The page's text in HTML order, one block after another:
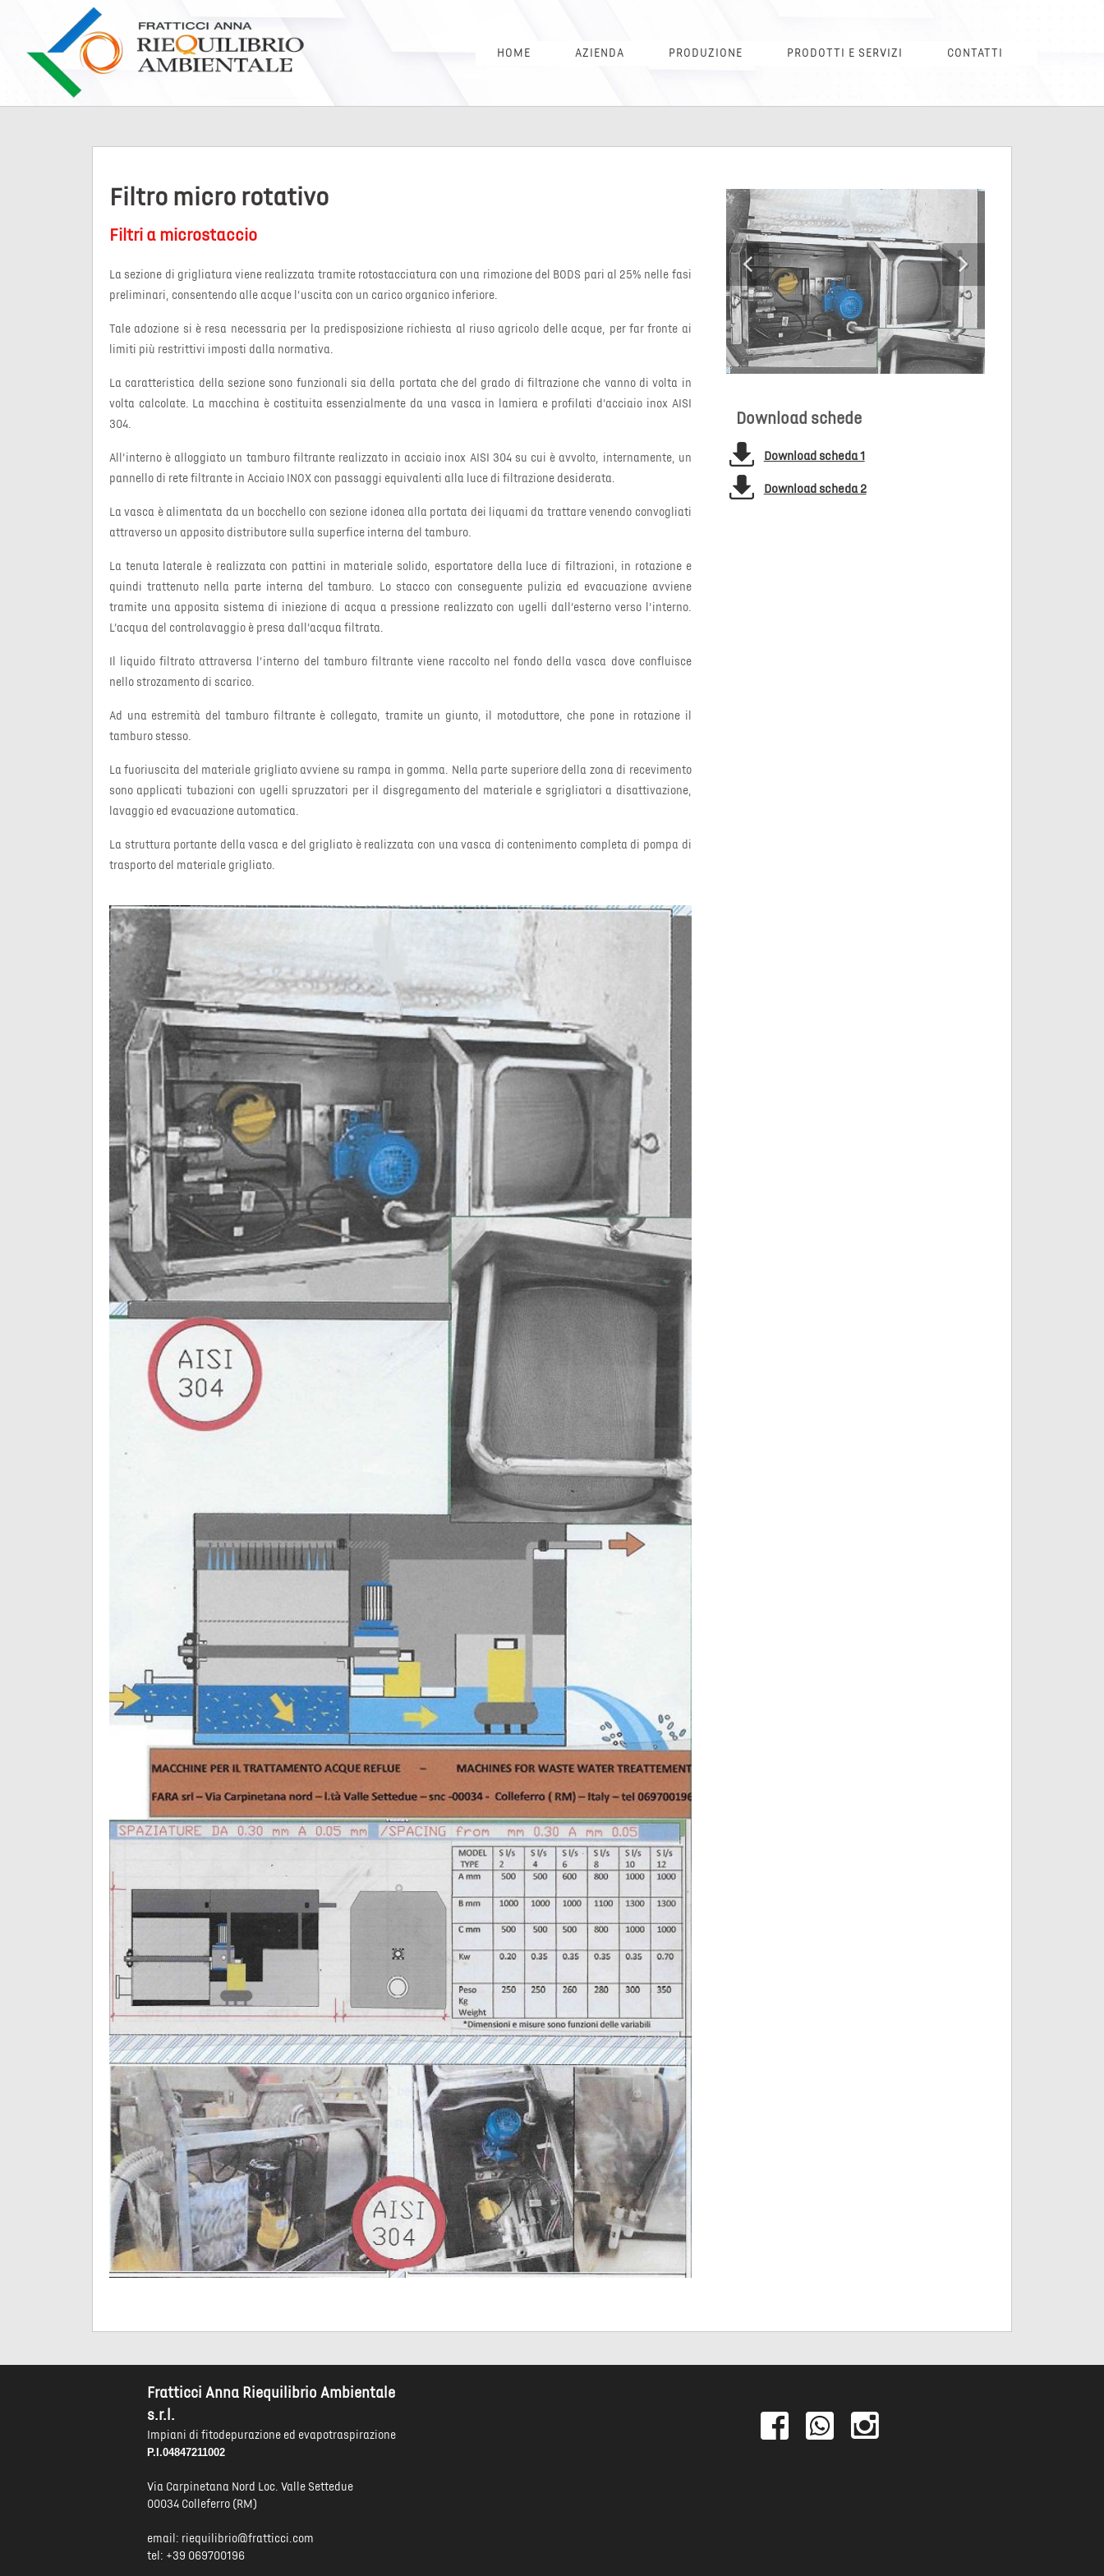
HOME AZIENDA PRODUZIONE PRODOTTI E SERVIZI CONTATTI
Filtro micro rotativo
Filtri a microstaccio
La sezione di grigliatura viene realizzata tramite rotostacciatura con una rimozione del BODS pari al 25% nelle fasi
preliminari, consentendo alle acque l’uscita con un carico organico inferiore.
Tale adozione si è resa necessaria per la predisposizione richiesta al riuso agricolo delle acque, per far fronte ai
limiti più restrittivi imposti dalla normativa.
La caratteristica della sezione sono funzionali sia della portata che del grado di filtrazione che vanno di volta in
volta calcolate. La macchina è costituita essenzialmente da una vasca in lamiera e profilati d’acciaio inox AISI
304.
All’interno è alloggiato un tamburo filtrante realizzato in acciaio inox AISI 304 su cui è avvolto, internamente, un
pannello di rete filtrante in Acciaio INOX con passaggi equivalenti alla luce di filtrazione desiderata.
La vasca è alimentata da un bocchello con sezione idonea alla portata dei liquami da trattare venendo convogliati
attraverso un apposito distributore sulla superfice interna del tamburo.
La tenuta laterale è realizzata con pattini in materiale solido, esportatore della luce di filtrazioni, in rotazione e
quindi trattenuto nella parte interna del tamburo. Lo stacco con conseguente pulizia ed evacuazione avviene
tramite una apposita sistema di iniezione di acqua a pressione realizzato con ugelli dall’esterno verso l’interno.
L’acqua del controlavaggio è presa dall’acqua filtrata.
Il liquido filtrato attraversa l’interno del tamburo filtrante viene raccolto nel fondo della vasca dove confluisce
nello strozamento di scarico.
Ad una estremità del tamburo filtrante è collegato, tramite un giunto, il motoduttore, che pone in rotazione il
tamburo stesso.
La fuoriuscita del materiale grigliato avviene su rampa in gomma. Nella parte superiore della zona di recevimento
sono applicati tubazioni con ugelli spruzzatori per il disgregamento del materiale e sgrigliatori a disattivazione,
lavaggio ed evacuazione automatica.
La struttura portante della vasca e del grigliato è realizzata con una vasca di contenimento completa di pompa di
trasporto del materiale grigliato.
Download schede
Download scheda 1
Download scheda 2
Fratticci Anna Riequilibrio Ambientale
s.r.l.
Impiani di fitodepurazione ed evapotraspirazione
P.I.04847211002
Via Carpinetana Nord Loc. Valle Settedue
00034 Colleferro (RM)
email: riequilibrio@fratticci.com
tel: +39 069700196